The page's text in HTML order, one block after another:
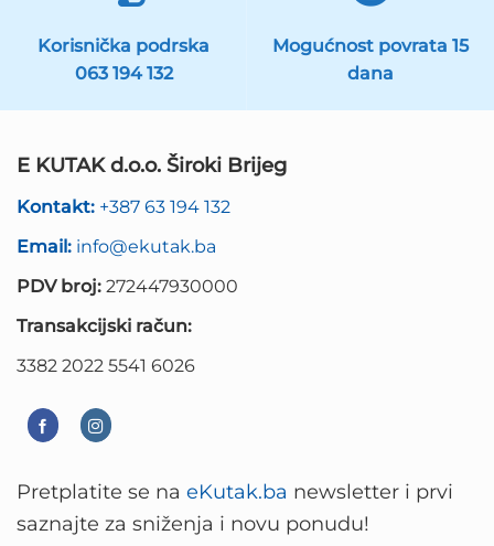
Korisnička podrska
063 194 132
Mogućnost povrata 15
dana
E KUTAK d.o.o. Široki Brijeg
Kontakt: +387 63 194 132
Email: info@ekutak.ba
PDV broj: 272447930000
Transakcijski račun:
3382 2022 5541 6026
Pretplatite se na eKutak.ba newsletter i prvi
saznajte za sniženja i novu ponudu!